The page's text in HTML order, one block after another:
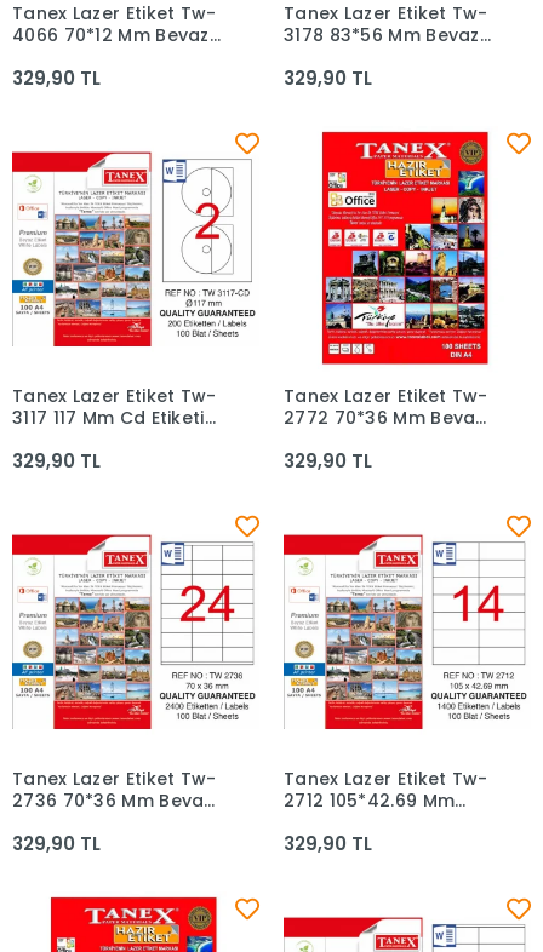
Sepete Ekle
Tanex Lazer Etiket Tw-
4066 70*12 Mm Beyaz
329,90 TL
Sepete Ekle
Tanex Lazer Etiket Tw-
3178 83*56 Mm Beyaz
329,90 TL
Sepete Ekle
Tanex Lazer Etiket Tw-
3117 117 Mm Cd Etiketi
329,90 TL
Sepete Ekle
Tanex Lazer Etiket Tw-
2772 70*36 Mm Beyaz
329,90 TL
Sepete Ekle
Tanex Lazer Etiket Tw-
2736 70*36 Mm Beyaz
329,90 TL
Sepete Ekle
Tanex Lazer Etiket Tw-
2712 105*42.69 Mm
329,90 TL